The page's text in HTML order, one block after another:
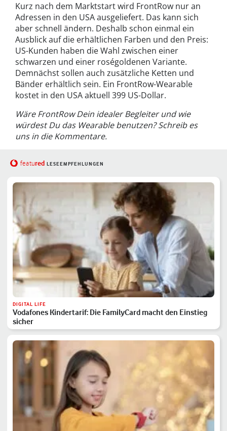
Kurz nach dem Marktstart wird FrontRow nur an
Adressen in den USA ausgeliefert. Das kann sich
aber schnell ändern. Deshalb schon einmal ein
Ausblick auf die erhältlichen Farben und den Preis:
US-Kunden haben die Wahl zwischen einer
schwarzen und einer roségoldenen Variante.
Demnächst sollen auch zusätzliche Ketten und
Bänder erhältlich sein. Ein FrontRow-Wearable
kostet in den USA aktuell 399 US-Dollar.
Wäre FrontRow Dein idealer Begleiter und wie
würdest Du das Wearable benutzen? Schreib es
uns in die Kommentare.
featured LESEEMPFEHLUNGEN
DIGITAL LIFE
Vodafones Kindertarif: Die FamilyCard macht den Einstieg
sicher